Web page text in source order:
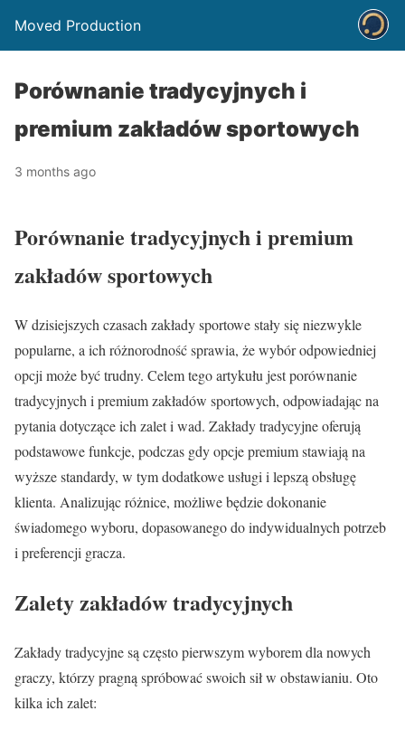
Moved Production
Porównanie tradycyjnych i
premium zakładów sportowych
3 months ago
Porównanie tradycyjnych i premium
zakładów sportowych
W dzisiejszych czasach zakłady sportowe stały się niezwykle
popularne, a ich różnorodność sprawia, że wybór odpowiedniej
opcji może być trudny. Celem tego artykułu jest porównanie
tradycyjnych i premium zakładów sportowych, odpowiadając na
pytania dotyczące ich zalet i wad. Zakłady tradycyjne oferują
podstawowe funkcje, podczas gdy opcje premium stawiają na
wyższe standardy, w tym dodatkowe usługi i lepszą obsługę
klienta. Analizując różnice, możliwe będzie dokonanie
świadomego wyboru, dopasowanego do indywidualnych potrzeb
i preferencji gracza.
Zalety zakładów tradycyjnych
Zakłady tradycyjne są często pierwszym wyborem dla nowych
graczy, którzy pragną spróbować swoich sił w obstawianiu. Oto
kilka ich zalet: